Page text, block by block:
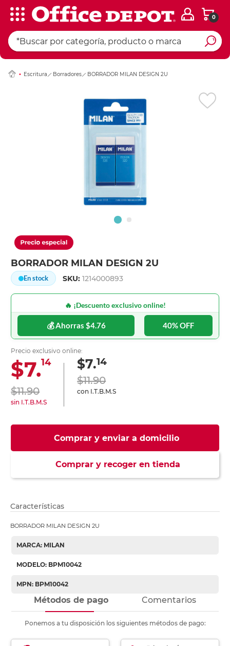
0
Escritura Borradores BORRADOR MILAN DESIGN 2U
BORRADOR MILAN DESIGN 2U
En stock SKU:1214000893
🔥 ¡Descuento exclusivo online!
💰 Ahorras $4.76 40% OFF
Precio exclusivo online:
$7.14
$11.90
sin I.T.B.M.S
$7.14
$11.90
con I.T.B.M.S
Comprar y enviar a domicilio
Comprar y recoger en tienda
Ingresar Codigo
Características
BORRADOR MILAN DESIGN 2U
MARCA: MILAN
MODELO: BPM10042
MPN: BPM10042
Métodos de pago Comentarios
Ponemos a tu disposición los siguientes métodos de pago: